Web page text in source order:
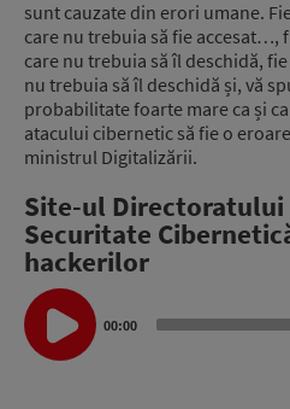
sunt cauzate din erori umane.
care nu trebuia să fie accesat…,
care nu trebuia să îl deschidă,
nu trebuia să îl deschidă și, vă
probabilitate foarte mare ca și
atacului cibernetic să fie o
ministrul Digitalizării.
Site-ul Directoratului
Securitate
hackerilor
Audio
Player
00:00